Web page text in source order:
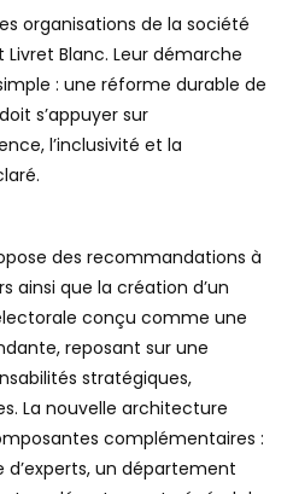
organisations de la société
Blanc. Leur démarche
: une réforme durable de
s’appuyer sur
l’inclusivité et la
des recommandations à
ainsi que la création d’un
conçu comme une
reposant sur une
stratégiques,
La nouvelle architecture
complémentaires :
un département